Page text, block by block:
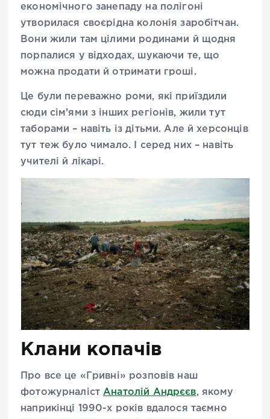
економічного занепаду на полігоні
утворилася своєрідна колонія заробітчан.
Вони жили там цілими родинами й щодня
порпалися у відходах, шукаючи те, що
можна продати й отримати гроші.
Це були переважно роми, які приїздили
сюди сім’ями з інших регіонів, жили тут
таборами – навіть із дітьми. Але й херсонців
тут теж було чимало. І серед них – навіть
учителі й лікарі.
Клани копачів
Про все це «Гривні» розповів наш
фотожурналіст Анатолій Андрєєв, якому
наприкінці 1990-х років вдалося таємно